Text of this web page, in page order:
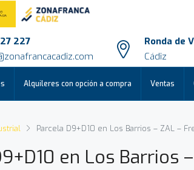
227
Ronda de
Cádiz
Alquileres con opción a compra Ventas
Parcela D9+D10 en Los Barrios – ZAL –
en Los Barrios